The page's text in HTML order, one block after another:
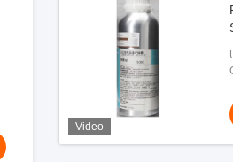
Cobalt Powder Dental 3D Metal Print
Dapatkan Harga Terbaik
Video